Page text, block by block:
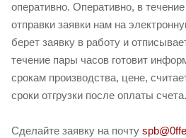
оперативно. Оперативно, в
отправки заявки нам на
берет заявку в работу и
течение пары часов готовит
срокам производства, цене,
сроки отгрузки после оплаты счета.
Сделайте заявку на почту